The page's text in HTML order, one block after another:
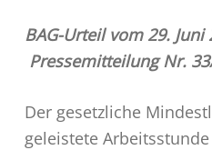
BAG-Urteil vom 29. Juni
Pressemitteilung Nr.
Der gesetzliche
geleistete